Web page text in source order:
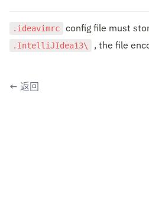
.ideavimrc
.IntelliJIdea13\
, the file
← 返回